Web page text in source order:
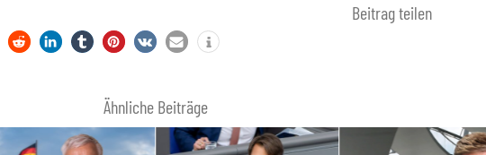
Beitrag teilen
Ähnliche Beiträge